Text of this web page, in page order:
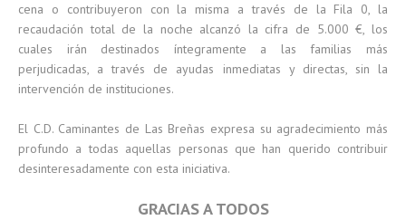
cena o contribuyeron con la misma a través de la Fila 0, la
recaudación total de la noche alcanzó la cifra de 5.000 €, los
cuales irán destinados íntegramente a las familias más
perjudicadas, a través de ayudas inmediatas y directas, sin la
intervención de instituciones.
El C.D. Caminantes de Las Breñas expresa su agradecimiento más
profundo a todas aquellas personas que han querido contribuir
desinteresadamente con esta iniciativa.
GRACIAS A TODOS